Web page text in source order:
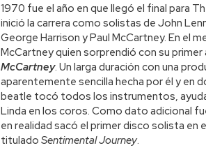
1970 fue el año en que llegó el final para
inició la carrera como solistas de John
George Harrison y Paul McCartney. En el
McCartney quien sorprendió con su primer
McCartney. Un larga duración con una
aparentemente sencilla hecha por él y en
beatle tocó todos los instrumentos,
Linda en los coros. Como dato adicional
en realidad sacó el primer disco solista en
titulado Sentimental Journey.